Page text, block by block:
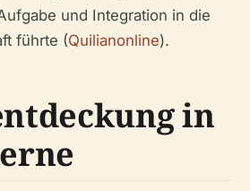
und Integration in die
führte (Quilianonline).
in